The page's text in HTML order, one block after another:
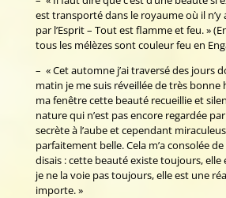
est transporté dans le royaume où il n’y
par l’Esprit – Tout est flamme et feu. »
tous les mélèzes sont couleur feu en
– « Cet automne j’ai traversé des jours
matin je me suis réveillée de très bonne
ma fenêtre cette beauté recueillie et
nature qui n’est pas encore regardée
secrète à l’aube et cependant
parfaitement belle. Cela m’a consolée
disais : cette beauté existe toujours, elle
je ne la voie pas toujours, elle est une
importe. »